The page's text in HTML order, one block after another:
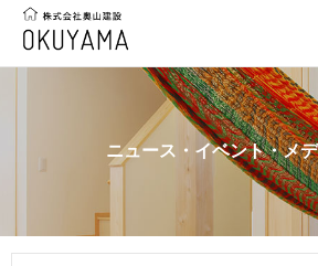
ニュース・イベント・メ